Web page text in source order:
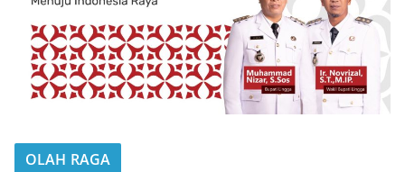
OLAH RAGA